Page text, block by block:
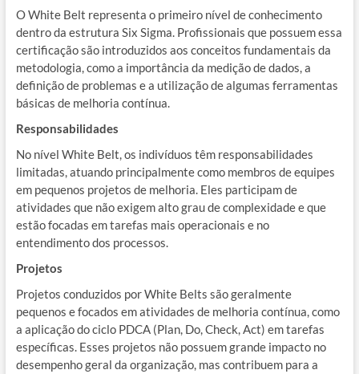
O White Belt representa o primeiro nível de conhecimento
dentro da estrutura Six Sigma. Profissionais que possuem essa
certificação são introduzidos aos conceitos fundamentais da
metodologia, como a importância da medição de dados, a
definição de problemas e a utilização de algumas ferramentas
básicas de melhoria contínua.
Responsabilidades
No nível White Belt, os indivíduos têm responsabilidades
limitadas, atuando principalmente como membros de equipes
em pequenos projetos de melhoria. Eles participam de
atividades que não exigem alto grau de complexidade e que
estão focadas em tarefas mais operacionais e no
entendimento dos processos.
Projetos
Projetos conduzidos por White Belts são geralmente
pequenos e focados em atividades de melhoria contínua, como
a aplicação do ciclo PDCA (Plan, Do, Check, Act) em tarefas
específicas. Esses projetos não possuem grande impacto no
desempenho geral da organização, mas contribuem para a